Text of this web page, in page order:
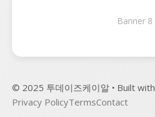
Banner 8
© 2025 투데이즈케이알 • Built with
Privacy PolicyTermsContact